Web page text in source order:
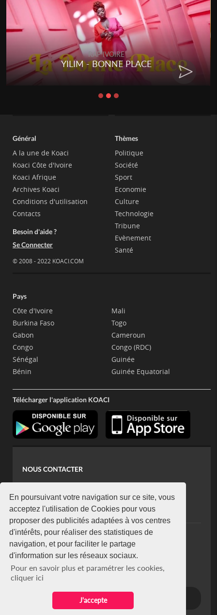
En poursuivant votre navigation sur ce site, vous
acceptez l'utilisation de Cookies pour vous
proposer des publicités adaptées à vos centres
d'intérêts, pour réaliser des statistiques de
navigation, et pour faciliter le partage
d'information sur les réseaux sociaux.
Pour en savoir plus et paramétrer les cookies,
cliquer ici
J'accepte
RAP IVOIRE
YILIM - BONNE PLACE
Général
A la une de Koaci
Koaci Côte d'Ivoire
Koaci Afrique
Archives Koaci
Conditions d'utilisation
Contacts
Besoin d'aide ?
Se Connecter
© 2008 - 2022 KOACI.COM
Thèmes
Politique
Société
Sport
Economie
Culture
Technologie
Tribune
Evènement
Santé
Pays
Côte d'Ivoire
Burkina Faso
Gabon
Congo
Sénégal
Bénin
Mali
Togo
Cameroun
Congo (RDC)
Guinée
Guinée Equatorial
Télécharger l'application KOACI
NOUS CONTACTER
koaci@yahoo.fr
+225 07 08 85 52 93
NEWSLETTER
Restez connecté via notre newsletter
S'abonner
Se désabonner